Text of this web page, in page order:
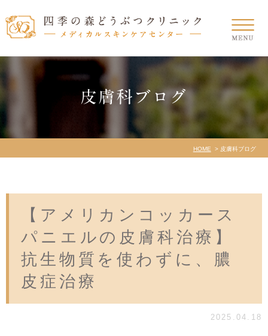
皮膚科ブログ
HOME 皮膚科ブログ
【アメリカンコッカース
パニエルの皮膚科治療】
抗生物質を使わずに、膿
皮症治療
2025.04.18